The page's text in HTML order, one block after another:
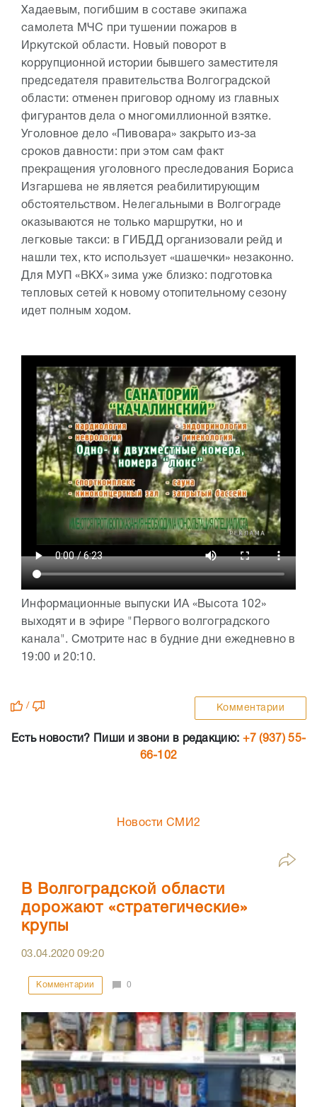
Хадаевым, погибшим в составе экипажа
самолета МЧС при тушении пожаров в
Иркутской области. Новый поворот в
коррупционной истории бывшего заместителя
председателя правительства Волгоградской
области: отменен приговор одному из главных
фигурантов дела о многомиллионной взятке.
Уголовное дело «Пивовара» закрыто из-за
сроков давности: при этом сам факт
прекращения уголовного преследования Бориса
Изгаршева не является реабилитирующим
обстоятельством. Нелегальными в Волгограде
оказываются не только маршрутки, но и
легковые такси: в ГИБДД организовали рейд и
нашли тех, кто использует «шашечки» незаконно.
Для МУП «ВКХ» зима уже близко: подготовка
тепловых сетей к новому отопительному сезону
идет полным ходом.
Информационные выпуски ИА «Высота 102»
выходят и в эфире "Первого волгоградского
канала". Смотрите нас в будние дни ежедневно в
19:00 и 20:10.
/ Комментарии
Есть новости? Пиши и звони в редакцию: +7 (937) 55-
66-102
Новости СМИ2
В Волгоградской области
дорожают «стратегические»
крупы
03.04.202009:20
Комментарии 0